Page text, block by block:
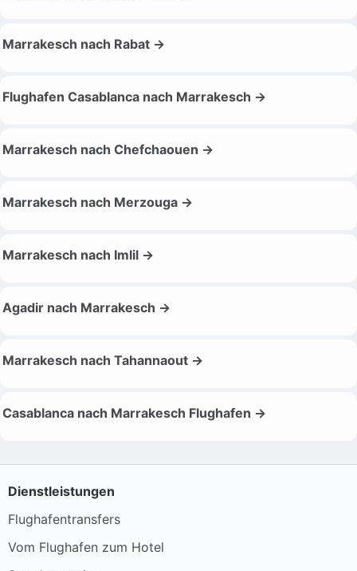
Marrakesch nach Rabat →
Flughafen Casablanca nach Marrakesch →
Marrakesch nach Chefchaouen →
Marrakesch nach Merzouga →
Marrakesch nach Imlil →
Agadir nach Marrakesch →
Marrakesch nach Tahannaout →
Casablanca nach Marrakesch Flughafen →
Dienstleistungen
Flughafentransfers
Vom Flughafen zum Hotel